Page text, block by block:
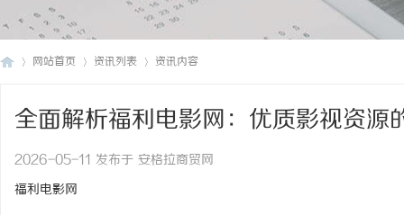
网站首页 资讯列表 资讯内容
全面解析福利电影网：优质影视资源
2026-05-11 发布于 安格拉商贸网
福利电影网